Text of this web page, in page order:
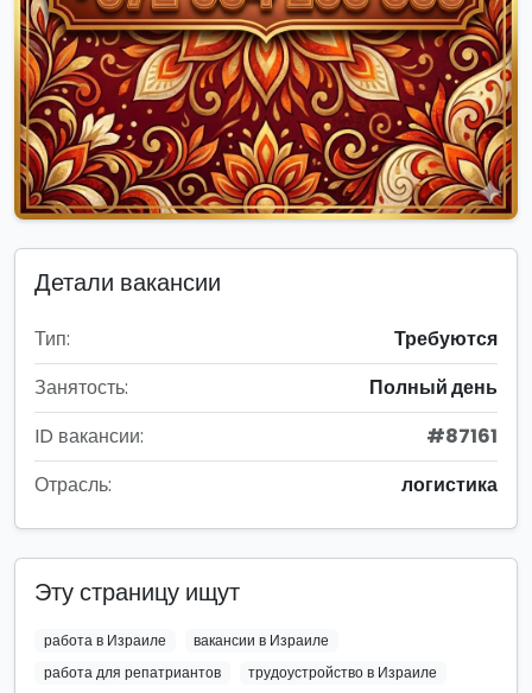
Детали вакансии
Тип:
Требуются
Занятость:
Полный день
ID вакансии:
#87161
Отрасль:
логистика
Эту страницу ищут
работа в Израиле
вакансии в Израиле
работа для репатриантов
трудоустройство в Израиле